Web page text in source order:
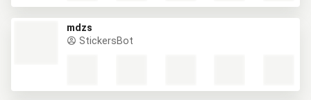
mdzs
StickersBot